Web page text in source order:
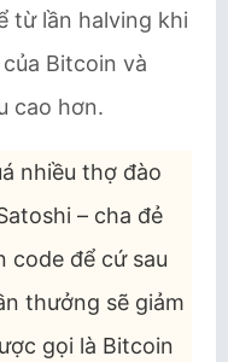
từ lần halving khi
Bitcoin và
cao hơn.
nhiều thợ đào
– cha đẻ
code để cứ sau
thưởng sẽ giảm
gọi là Bitcoin